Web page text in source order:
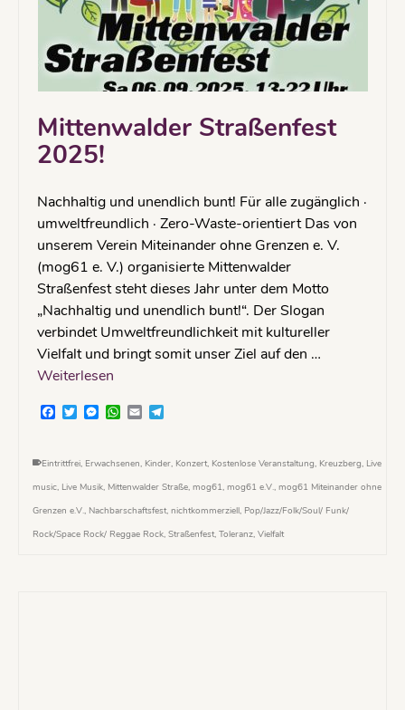
Mittenwalder Straßenfest
2025!
Nachhaltig und unendlich bunt! Für alle zugänglich ·
umweltfreundlich · Zero-Waste-orientiert Das von
unserem Verein Miteinander ohne Grenzen e. V.
(mog61 e. V.) organisierte Mittenwalder
Straßenfest steht dieses Jahr unter dem Motto
„Nachhaltig und unendlich bunt!“. Der Slogan
verbindet Umweltfreundlichkeit mit kultureller
Vielfalt und bringt somit unser Ziel auf den …
Weiterlesen
Facebook
TwitterMessenger
WhatsApp
Email
Eintrittfrei, Erwachsenen, Kinder, Konzert, Kostenlose Veranstaltung, Kreuzberg, Live
music, Live Musik, Mittenwalder Straße, mog61, mog61 e.V., mog61 Miteinander ohne
Grenzen e.V., Nachbarschaftsfest, nichtkommerziell, Pop/Jazz/Folk/Soul/ Funk/
Rock/Space Rock/ Reggae Rock, Straßenfest, Toleranz, Vielfalt